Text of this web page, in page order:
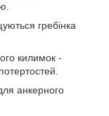
гребінка
килимок -
анкерного